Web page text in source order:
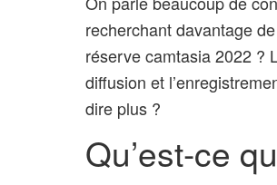
recherchant davantage
réserve camtasia 2022 ?
diffusion et
dire plus ?
Qu’est-ce